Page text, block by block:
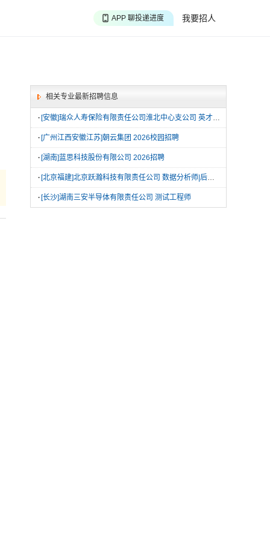
我要招人
APP 聊投递进度
相关专业最新招聘信息
· [安徽]瑞众人寿保险有限责任公司淮北中心支公司 英才管培生|组训岗
· [广州江西安徽江苏]朝云集团 2026校园招聘
· [湖南]蓝思科技股份有限公司 2026招聘
· [北京福建]北京跃瀚科技有限责任公司 数据分析师|后端工程师|测试工程师
· [长沙]湖南三安半导体有限责任公司 测试工程师